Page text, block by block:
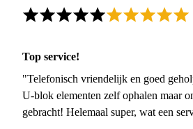
Top service!
"Telefonisch vriendelijk en goed
U-blok elementen zelf ophalen maar
gebracht! Helemaal super, wat een